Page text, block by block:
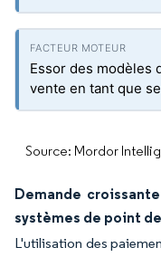
Essor des modèles
vente en tant que
Source: Mordor
Demande
systèmes de point
L'utilisation des